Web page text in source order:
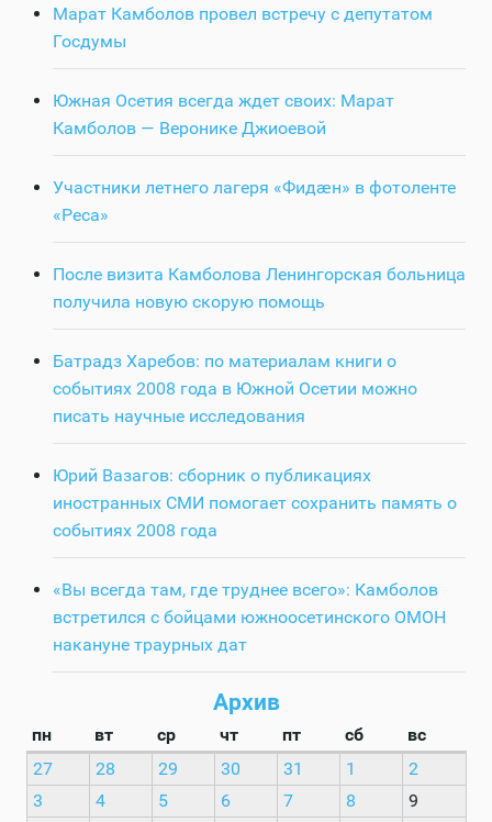
Марат Камболов провел встречу с депутатом
Госдумы
Южная Осетия всегда ждет своих: Марат
Камболов — Веронике Джиоевой
Участники летнего лагеря «Фидӕн» в фотоленте
«Реса»
После визита Камболова Ленингорская больница
получила новую скорую помощь
Батрадз Харебов: по материалам книги о
событиях 2008 года в Южной Осетии можно
писать научные исследования
Юрий Вазагов: сборник о публикациях
иностранных СМИ помогает сохранить память о
событиях 2008 года
«Вы всегда там, где труднее всего»: Камболов
встретился с бойцами южноосетинского ОМОН
накануне траурных дат
Архив
пн вт ср чт пт сб
вс
27
28 29 30 31 1
2
3
4 5 6 7 8
9